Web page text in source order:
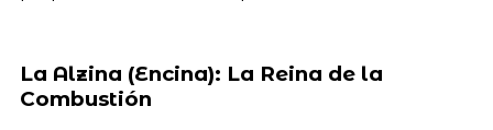
La Alzina (Encina): La Reina de la
Combustión